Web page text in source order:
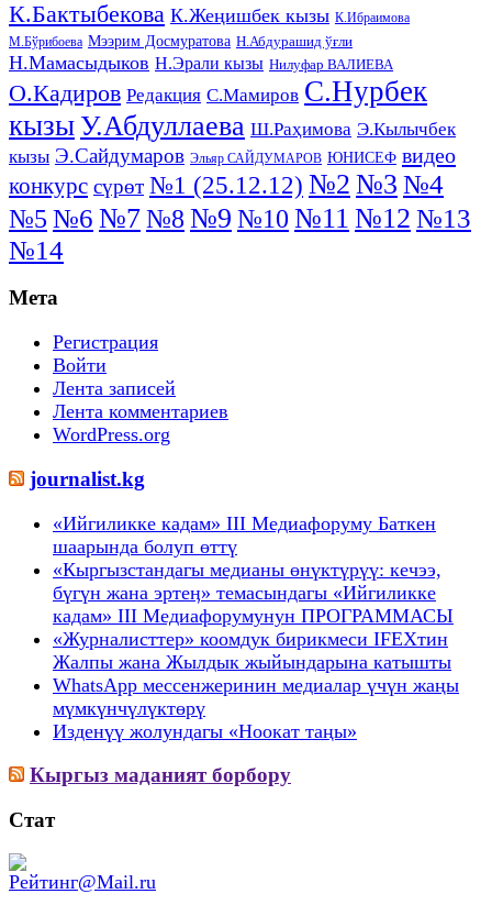
К.Бактыбекова К.Жеңишбек кызы К.Ибраимова
М.Бўрибоева Мээрим Досмуратова Н.Абдурашид ўғли
Н.Мамасыдыков Н.Эрали кызы Нилуфар ВАЛИЕВА
О.Кадиров Редакция С.Мамиров С.Нурбек
кызыУ.Абдуллаева Ш.Раҳимова Э.Кылычбек
кызы Э.Сайдумаров Эльяр САЙДУМАРОВ ЮНИСЕФ видео
конкурс сүрөт №1 (25.12.12) №2 №3 №4
№5 №6 №7№8 №9 №10 №11 №12 №13
№14
Мета
Регистрация
Войти
Лента записей
Лента комментариев
WordPress.org
journalist.kg
«Ийгиликке кадам» III Медиафоруму Баткен
шаарында болуп өттү
«Кыргызстандагы медианы өнүктүрүү: кечээ,
бүгүн жана эртеӊ» темасындагы «Ийгиликке
кадам» III Медиафорумунун ПРОГРАММАСЫ
«Журналисттер» коомдук бирикмеси IFEXтин
Жалпы жана Жылдык жыйындарына катышты
WhatsApp мессенжеринин медиалар үчүн жаңы
мүмкүнчүлүктөрү
Изденүү жолундагы «Ноокат таңы»
Кыргыз маданият борбору
Стат